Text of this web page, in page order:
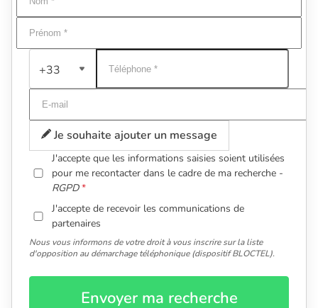
+33
Je souhaite ajouter un message
J'accepte que les informations saisies soient utilisées
pour me recontacter dans le cadre de ma recherche -
RGPD
J'accepte de recevoir les communications de
partenaires
Nous vous informons de votre droit à vous inscrire sur la liste
d'opposition au démarchage téléphonique (dispositif BLOCTEL).
Envoyer ma recherche